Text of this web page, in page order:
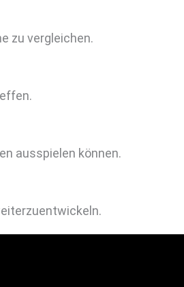
zu vergleichen.
ausspielen können.